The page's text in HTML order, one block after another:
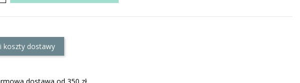
koszty dostawy
dostawa od 350 zł.